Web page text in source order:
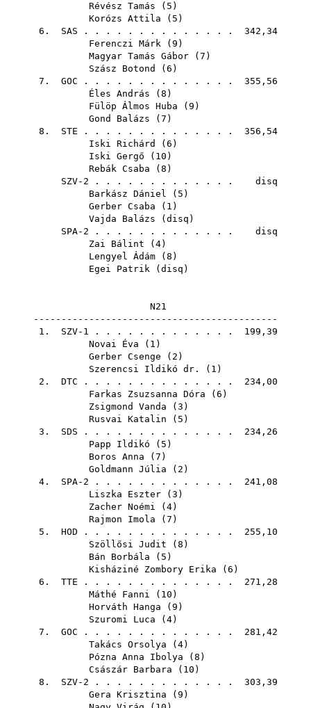
Révész Tamás ( 5 )
Korózs Attila ( 5 )
6. SAS . . . . . . . . . . . . . . 342,34
Ferenczi Márk ( 9 )
Magyar Tamás Gábor ( 7 )
Szász Botond
( 6 )
7. GOC . . . . . . . . . . . . . . 355,56
Éles András ( 8 )
Fülöp Álmos Huba ( 9 )
Gond Balázs ( 7 )
8. STE . . . . . . . . . . . . . . 356,54
Iski Richárd
( 6 )
Iski Gergő ( 10 )
Rebák Csaba ( 8 )
SZV-2 . . . . . . . . . . . . . disq
Barkász Dániel ( 5 )
Gerber Csaba ( 1 )
Vajda Balázs ( disq )
SPA-2 . . . . . . . . . . . . . disq
Zai Bálint ( 4)
Lengyel Ádám ( 8 )
Egei Patrik ( disq )
N21
--------------------------------------------
1. SZV-1 . . . . . . . . . . . . . 199,39
Novai Éva ( 1 )
Gerber Csenge ( 2 )
Szerencsi Ildikó dr.
( 1 )
2. DTC . . . . . . . . . . . . . . 234,00
Farkas Zsuzsanna Dóra ( 6 )
Zsigmond Vanda ( 3 )
Rusvai Katalin ( 5 )
3. SDS . . . . . . . . . . . . . . 234,26
Papp Ildikó ( 5 )
Boros Anna ( 7 )
Goldmann Júlia ( 2 )
4. SPA-2 . . . . . . . . . . . . . 241,08
Liszka Eszter ( 3 )
Zacher Noémi ( 4)
Rajmon Imola ( 7 )
5. HOD . . . . . . . . . . . . . . 255,10
Szöllősi Judit ( 8 )
Bán Borbála ( 5 )
Kisháziné Zombory Erika ( 6 )
6. TTE . . . . . . . . . . . . . . 271,28
Máthé Fanni ( 10 )
Horváth Hanga ( 9 )
Szuromi Luca ( 4)
7. GOC . . . . . . . . . . . . . . 281,42
Takács Orsolya ( 4)
Pózna Anna Ibolya ( 8 )
Császár Barbara ( 10 )
8. SZV-2 . . . . . . . . . . . . . 303,39
Gera Krisztina ( 9 )